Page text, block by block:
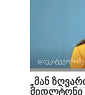
„მან
მიდლტონი